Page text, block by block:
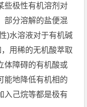
些极性有机溶剂对
部分溶解的盐便混
)水溶液对于有机碱
用稀的无机酸萃取
体障碍的有机酸或
能地降低有机相的
入己烷等都是极有